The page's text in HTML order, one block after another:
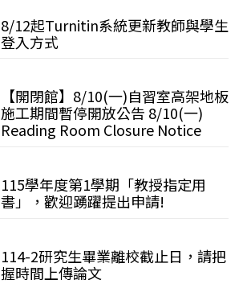
8/12起Turnitin系統更新教師與學生
登入方式
【開閉館】8/10(一)自習室高架地板
施工期間暫停開放公告 8/10(一)
Reading Room Closure Notice
115學年度第1學期「教授指定用
書」，歡迎踴躍提出申請!
114-2研究生畢業離校截止日，請把
握時間上傳論文